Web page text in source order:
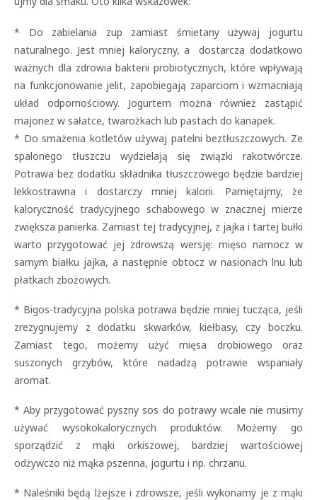
* Do zabielania zup zamiast śmietany używaj jogurtu
naturalnego. Jest mniej kaloryczny, a dostarcza dodatkowo
ważnych dla zdrowia bakterii probiotycznych, które wpływają
na funkcjonowanie jelit, zapobiegają zaparciom i wzmacniają
układ odpornościowy. Jogurtem można również zastąpić
majonez w sałatce, twarożkach lub pastach do kanapek.
* Do smażenia kotletów używaj patelni beztłuszczowych. Ze
spalonego tłuszczu wydzielają się związki rakotwórcze.
Potrawa bez dodatku składnika tłuszczowego będzie bardziej
lekkostrawna i dostarczy mniej kalorii. Pamiętajmy, że
kaloryczność tradycyjnego schabowego w znacznej mierze
zwiększa panierka. Zamiast tej tradycyjnej, z jajka i tartej bułki
warto przygotować jej zdrowszą wersję: mięso namocz w
samym białku jajka, a następnie obtocz w nasionach lnu lub
płatkach zbożowych.
* Bigos-tradycyjna polska potrawa będzie mniej tucząca, jeśli
zrezygnujemy z dodatku skwarków, kiełbasy, czy boczku.
Zamiast tego, możemy użyć mięsa drobiowego oraz
suszonych grzybów, które nadadzą potrawie wspaniały
aromat.
* Aby przygotować pyszny sos do potrawy wcale nie musimy
używać wysokokalorycznych produktów. Możemy go
sporządzić z mąki orkiszowej, bardziej wartościowej
odżywczo niż mąka pszenna, jogurtu i np. chrzanu.
* Naleśniki będą lżejsze i zdrowsze, jeśli wykonamy je z mąki